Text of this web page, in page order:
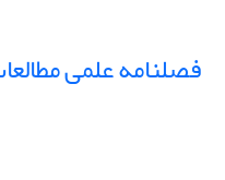
فصلنامه علمی